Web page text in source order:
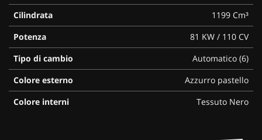
Cilindrata
1199 Cm³
Potenza
81 KW / 110 CV
Tipo di cambio
Automatico (6)
Colore esterno
Azzurro pastello
Colore interni
Tessuto Nero